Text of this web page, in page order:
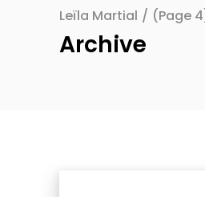
Leïla Martial / (Page
Archive